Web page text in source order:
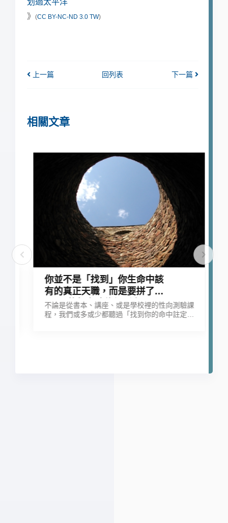
划過太平洋
》 (CC BY-NC-ND 3.0 TW)
上一篇 回列表 下一篇
相關文章
你並不是「找到」你生命中該
有的真正天職，而是要拼了命
的努力才能得到它
不論是從書本、講座、或是學校裡的性向測驗課
程，我們或多或少都聽過「找到你的命中註定的